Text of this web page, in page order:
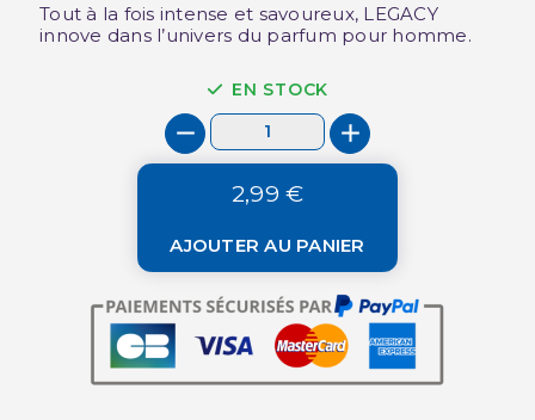
Tout à la fois intense et savoureux, LEGACY
innove dans l’univers du parfum pour homme.
EN STOCK
2,99 €
AJOUTER AU PANIER